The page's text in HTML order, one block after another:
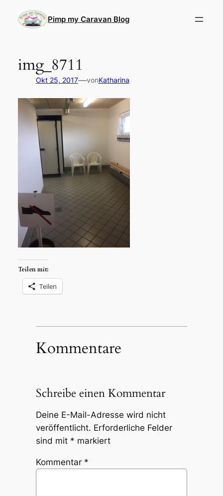
Pimp my Caravan Blog
img_8711
Okt 25, 2017—vonKatharina
Teilen mit:
Teilen
Kommentare
Schreibe einen Kommentar
Deine E-Mail-Adresse wird nicht
veröffentlicht. Erforderliche Felder
sind mit * markiert
Kommentar *